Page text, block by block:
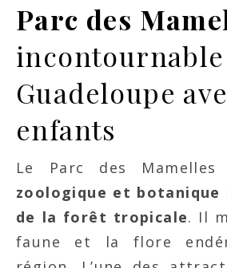
Parc des
incontournable
Guadeloupe
enfants
Le Parc des
zoologique et botanique
de la forêt tropicale. Il
faune et la flore